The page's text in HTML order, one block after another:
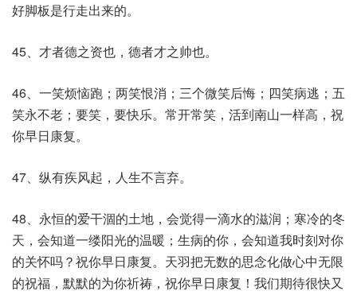
好脚板是行走出来的。
45、才者德之资也，德者才之帅也。
46、一笑烦恼跑；两笑恨消；三个微笑后悔；四笑病逃；五
笑永不老；要笑，要快乐。常开常笑，活到南山一样高，祝
你早日康复。
47、纵有疾风起，人生不言弃。
48、永恒的爱干涸的土地，会觉得一滴水的滋润；寒冷的冬
天，会知道一缕阳光的温暖；生病的你，会知道我时刻对你
的关怀吗？祝你早日康复。天羽把无数的思念化做心中无限
的祝福，默默的为你祈祷，祝你早日康复！我们期待很快又